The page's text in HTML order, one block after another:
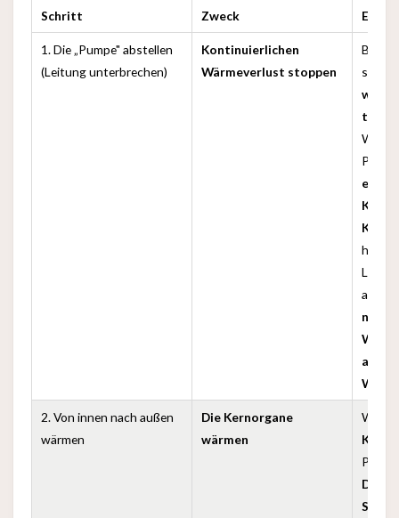
Schritt Zweck
1. Die „Pumpe" abstellen
(Leitung unterbrechen)
Kontinuierlichen
Wärmeverlust stoppen
sofort
Wenn
2. Von innen nach außen
wärmen
Die Kernorgane
wärmen